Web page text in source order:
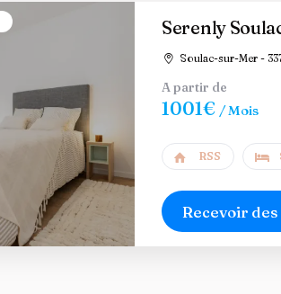
Serenly
Soulac-sur-Mer -
A partir de
1001€ / Mois
RSS
Recevoir